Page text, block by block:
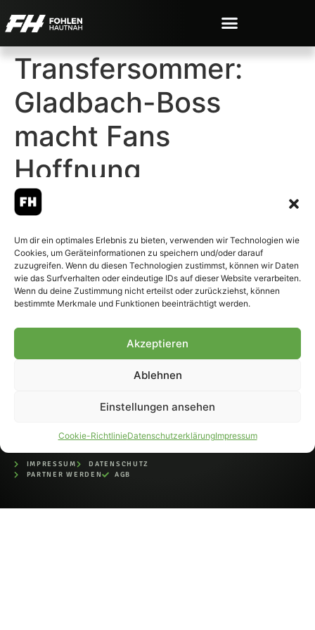
Um dir ein optimales Erlebnis zu bieten, verwenden wir Technologien wie
Cookies, um Geräteinformationen zu speichern und/oder darauf
zuzugreifen. Wenn du diesen Technologien zustimmst, können wir Daten
wie das Surfverhalten oder eindeutige IDs auf dieser Website verarbeiten.
Wenn du deine Zustimmung nicht erteilst oder zurückziehst, können
bestimmte Merkmale und Funktionen beeinträchtigt werden.
Akzeptieren
Ablehnen
Einstellungen ansehen
Cookie-RichtlinieDatenschutzerklärungImpressum
Transfersommer:
Gladbach-Boss
macht Fans
Hoffnung
© 2007-2026 Fohlen-Hautnah.de
– Alle rechte vorbehalten.
Fohlen-Hautnah.de ist ein
offiziell eingetragenes Magazin
IMPRESSUM
DATENSCHUTZ
PARTNER WERDEN
AGB